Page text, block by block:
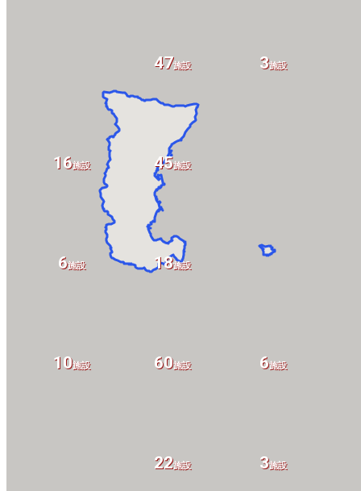
22施設 3施設
10施設 60施設 6施設
6施設 18施設
16施設 45施設
47施設 3施設